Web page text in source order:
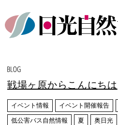
戦場ヶ原からこんにちは
イベント情報 イベント開催報告
低公害バス自然情報 夏 奥日光